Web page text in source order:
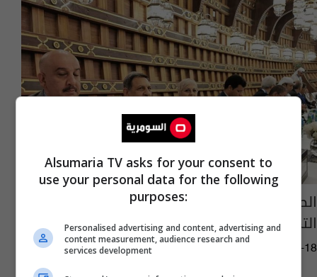
الصندوق العراقي للتنمية الخارجية يعود لصناديق
التمويل العربية بعد انقطاع 30 عاما
05:44 | 2019-09-18
Alsumaria TV asks for your consent to
use your personal data for the following
purposes:
Personalised advertising and content, advertising and
content measurement, audience research and
services development